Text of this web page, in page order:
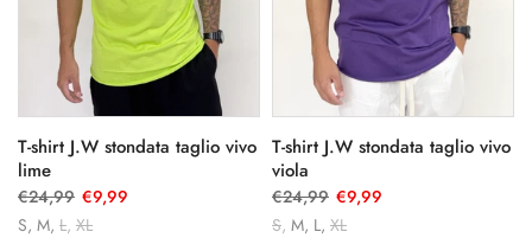
T-shirt J.W stondata taglio vivo
lime
€24,99 €9,99
S M L XL
T-shirt J.W stondata taglio vivo
viola
€24,99 €9,99
S M L XL